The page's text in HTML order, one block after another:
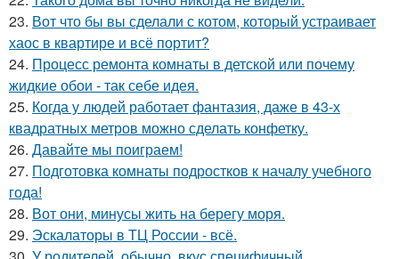
23. Вот что бы вы сделали с котом, который устраивает
хаос в квартире и всё портит?
24. Процесс ремонта комнаты в детской или почему
жидкие обои - так себе идея.
25. Когда у людей работает фантазия, даже в 43-х
квадратных метров можно сделать конфетку.
26. Давайте мы поиграем!
27. Подготовка комнаты подростков к началу учебного
года!
28. Вот они, минусы жить на берегу моря.
29. Эскалаторы в ТЦ России - всё.